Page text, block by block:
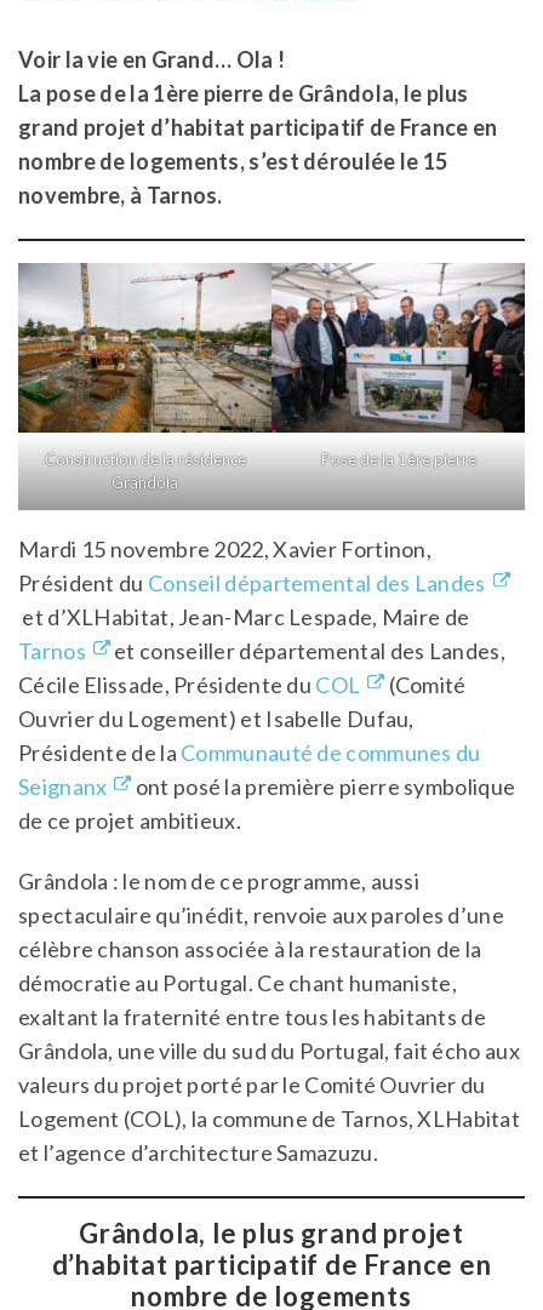
Voir la vie en Grand… Ola !
La pose de la 1ère pierre de Grândola, le plus
grand projet d’habitat participatif de France en
nombre de logements, s’est déroulée le 15
novembre, à Tarnos.
Construction de la résidence
Grândola
Pose de la 1ère pierre
Mardi 15 novembre 2022, Xavier Fortinon,
Président du Conseil départemental des Landes
et d’XLHabitat, Jean-Marc Lespade, Maire de
Tarnos
et conseiller départemental des Landes,
Cécile Elissade, Présidente du COL
(Comité
Ouvrier du Logement) et Isabelle Dufau,
Présidente de la Communauté de communes du
Seignanx
ont posé la première pierre symbolique
de ce projet ambitieux.
Grândola : le nom de ce programme, aussi
spectaculaire qu’inédit, renvoie aux paroles d’une
célèbre chanson associée à la restauration de la
démocratie au Portugal. Ce chant humaniste,
exaltant la fraternité entre tous les habitants de
Grândola, une ville du sud du Portugal, fait écho aux
valeurs du projet porté par le Comité Ouvrier du
Logement (COL), la commune de Tarnos, XLHabitat
et l’agence d’architecture Samazuzu.
Grândola, le plus grand projet
d’habitat participatif de France en
nombre de logements